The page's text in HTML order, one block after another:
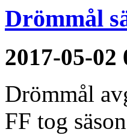
Drömmål
2017-05-02
Drömmål
FF tog